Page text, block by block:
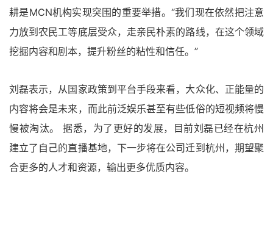
耕是MCN机构实现突围的重要举措。“我们现在依然把注意
力放到农民工等底层受众，走亲民朴素的路线，在这个领域
挖掘内容和剧本，提升粉丝的粘性和信任。”
刘磊表示，从国家政策到平台手段来看，大众化、正能量的
内容将会是未来，而此前泛娱乐甚至有些低俗的短视频将慢
慢被淘汰。 据悉，为了更好的发展，目前刘磊已经在杭州
建立了自己的直播基地，下一步将在公司迁到杭州，期望聚
合更多的人才和资源，输出更多优质内容。